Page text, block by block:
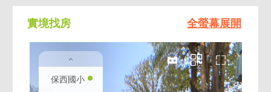
實境找房 全螢幕展開